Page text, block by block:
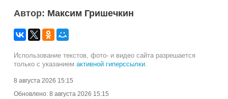
Автор: Максим Гришечкин
Использование текстов, фото- и видео сайта разрешается
только с указанием активной гиперссылки.
8 августа 2026 15:15
Обновлено: 8 августа 2026 15:15